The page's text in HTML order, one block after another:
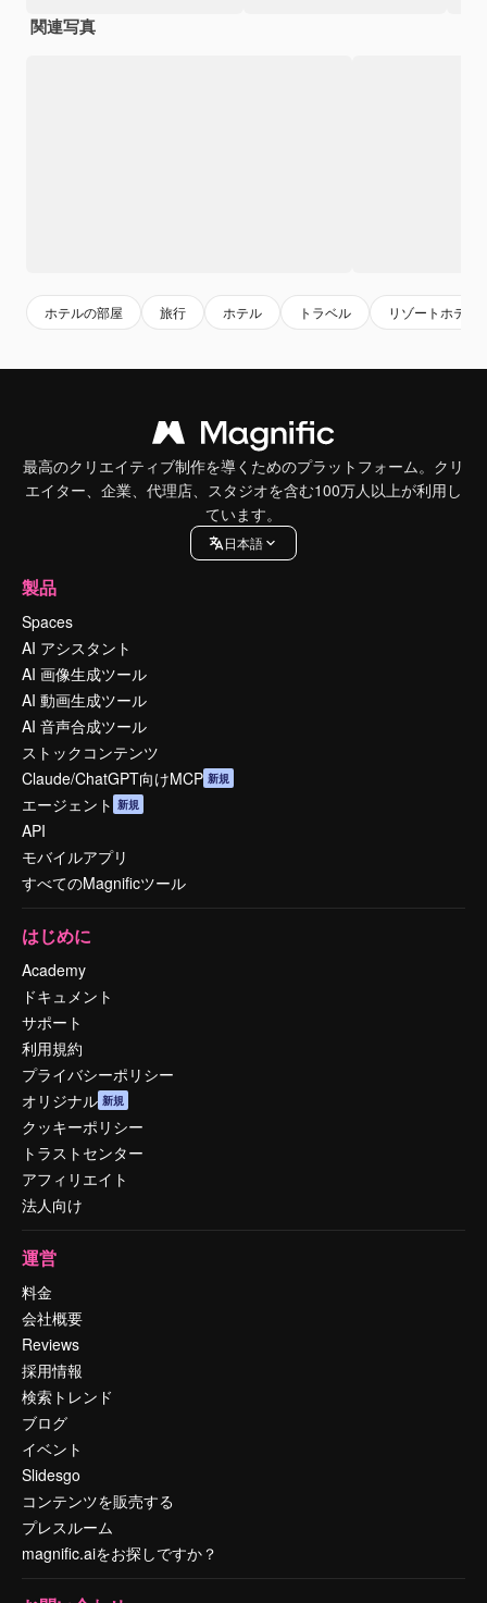
関連写真
ホテルの部屋 旅行 ホテル トラベル リゾートホテル
最高のクリエイティブ制作を導くためのプラットフォーム。クリ
エイター、企業、代理店、スタジオを含む100万人以上が利用し
ています。
日本語
製品
Spaces
AI アシスタント
AI 画像生成ツール
AI 動画生成ツール
AI 音声合成ツール
ストックコンテンツ
Claude/ChatGPT向けMCP 新規
エージェント 新規
API
モバイルアプリ
すべてのMagnificツール
はじめに
Academy
ドキュメント
サポート
利用規約
プライバシーポリシー
オリジナル 新規
クッキーポリシー
トラストセンター
アフィリエイト
法人向け
運営
料金
会社概要
Reviews
採用情報
検索トレンド
ブログ
イベント
Slidesgo
コンテンツを販売する
プレスルーム
magnific.aiをお探しですか？